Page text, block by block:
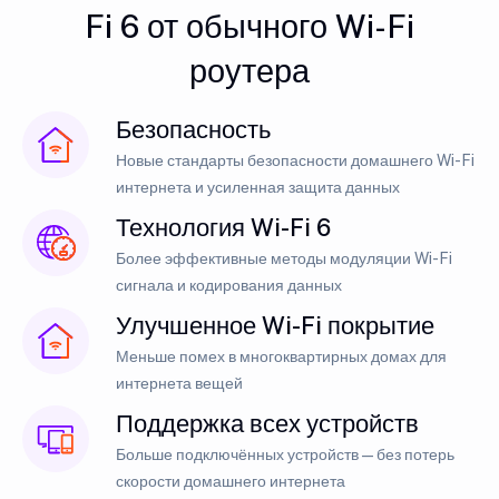
Fi 6 от обычного Wi-Fi
роутера
Безопасность
Новые стандарты безопасности домашнего Wi-Fi
интернета и усиленная защита данных
Технология Wi-Fi 6
Более эффективные методы модуляции Wi-Fi
сигнала и кодирования данных
Улучшенное Wi-Fi покрытие
Меньше помех в многоквартирных домах для
интернета вещей
Поддержка всех устройств
Больше подключённых устройств — без потерь
скорости домашнего интернета